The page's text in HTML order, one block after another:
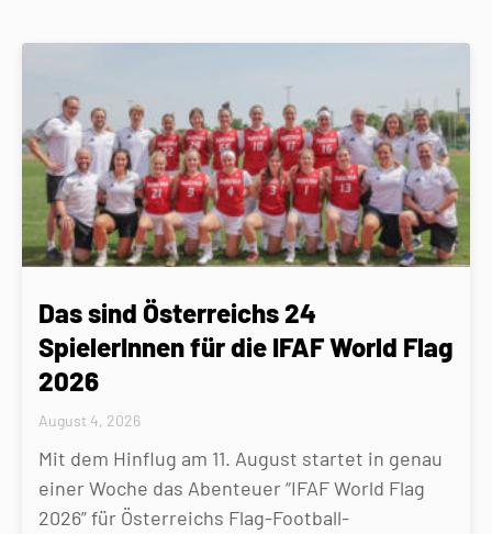
Das sind Österreichs 24
SpielerInnen für die IFAF World Flag
2026
August 4, 2026
Mit dem Hinflug am 11. August startet in genau
einer Woche das Abenteuer “IFAF World Flag
2026” für Österreichs Flag-Football-